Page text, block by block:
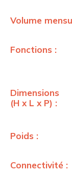
Volume
Fonctions :
Dimensions
(H x L x P) :
Poids :
Connectivité :